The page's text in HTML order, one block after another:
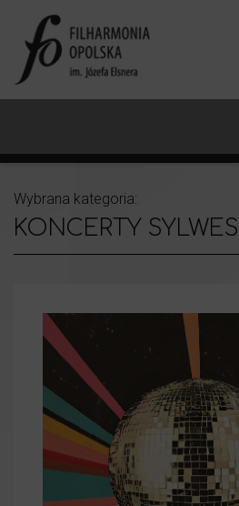
Wybrana kategoria:
KONCERTY